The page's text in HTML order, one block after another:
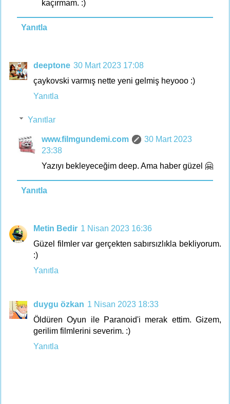
kaçırmam. :)
Yanıtla
deeptone 30 Mart 2023 17:08
çaykovski varmış nette yeni gelmiş heyooo :)
Yanıtla
Yanıtlar
www.filmgundemi.com
30 Mart 2023
23:38
Yazıyı bekleyeceğim deep. Ama haber güzel 🤗
Yanıtla
Metin Bedir 1 Nisan 2023 16:36
Güzel filmler var gerçekten sabırsızlıkla bekliyorum.
:)
Yanıtla
duygu özkan 1 Nisan 2023 18:33
Öldüren Oyun ile Paranoid'i merak ettim. Gizem,
gerilim filmlerini severim. :)
Yanıtla